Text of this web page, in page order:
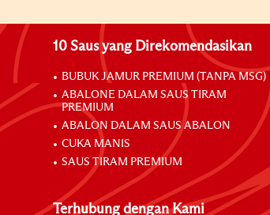
10 Saus yang Direkomendasikan
BUBUK JAMUR PREMIUM (TANPA MSG)
ABALONE DALAM SAUS TIRAM
PREMIUM
ABALON DALAM SAUS ABALON
CUKA MANIS
SAUS TIRAM PREMIUM
Terhubung dengan Kami